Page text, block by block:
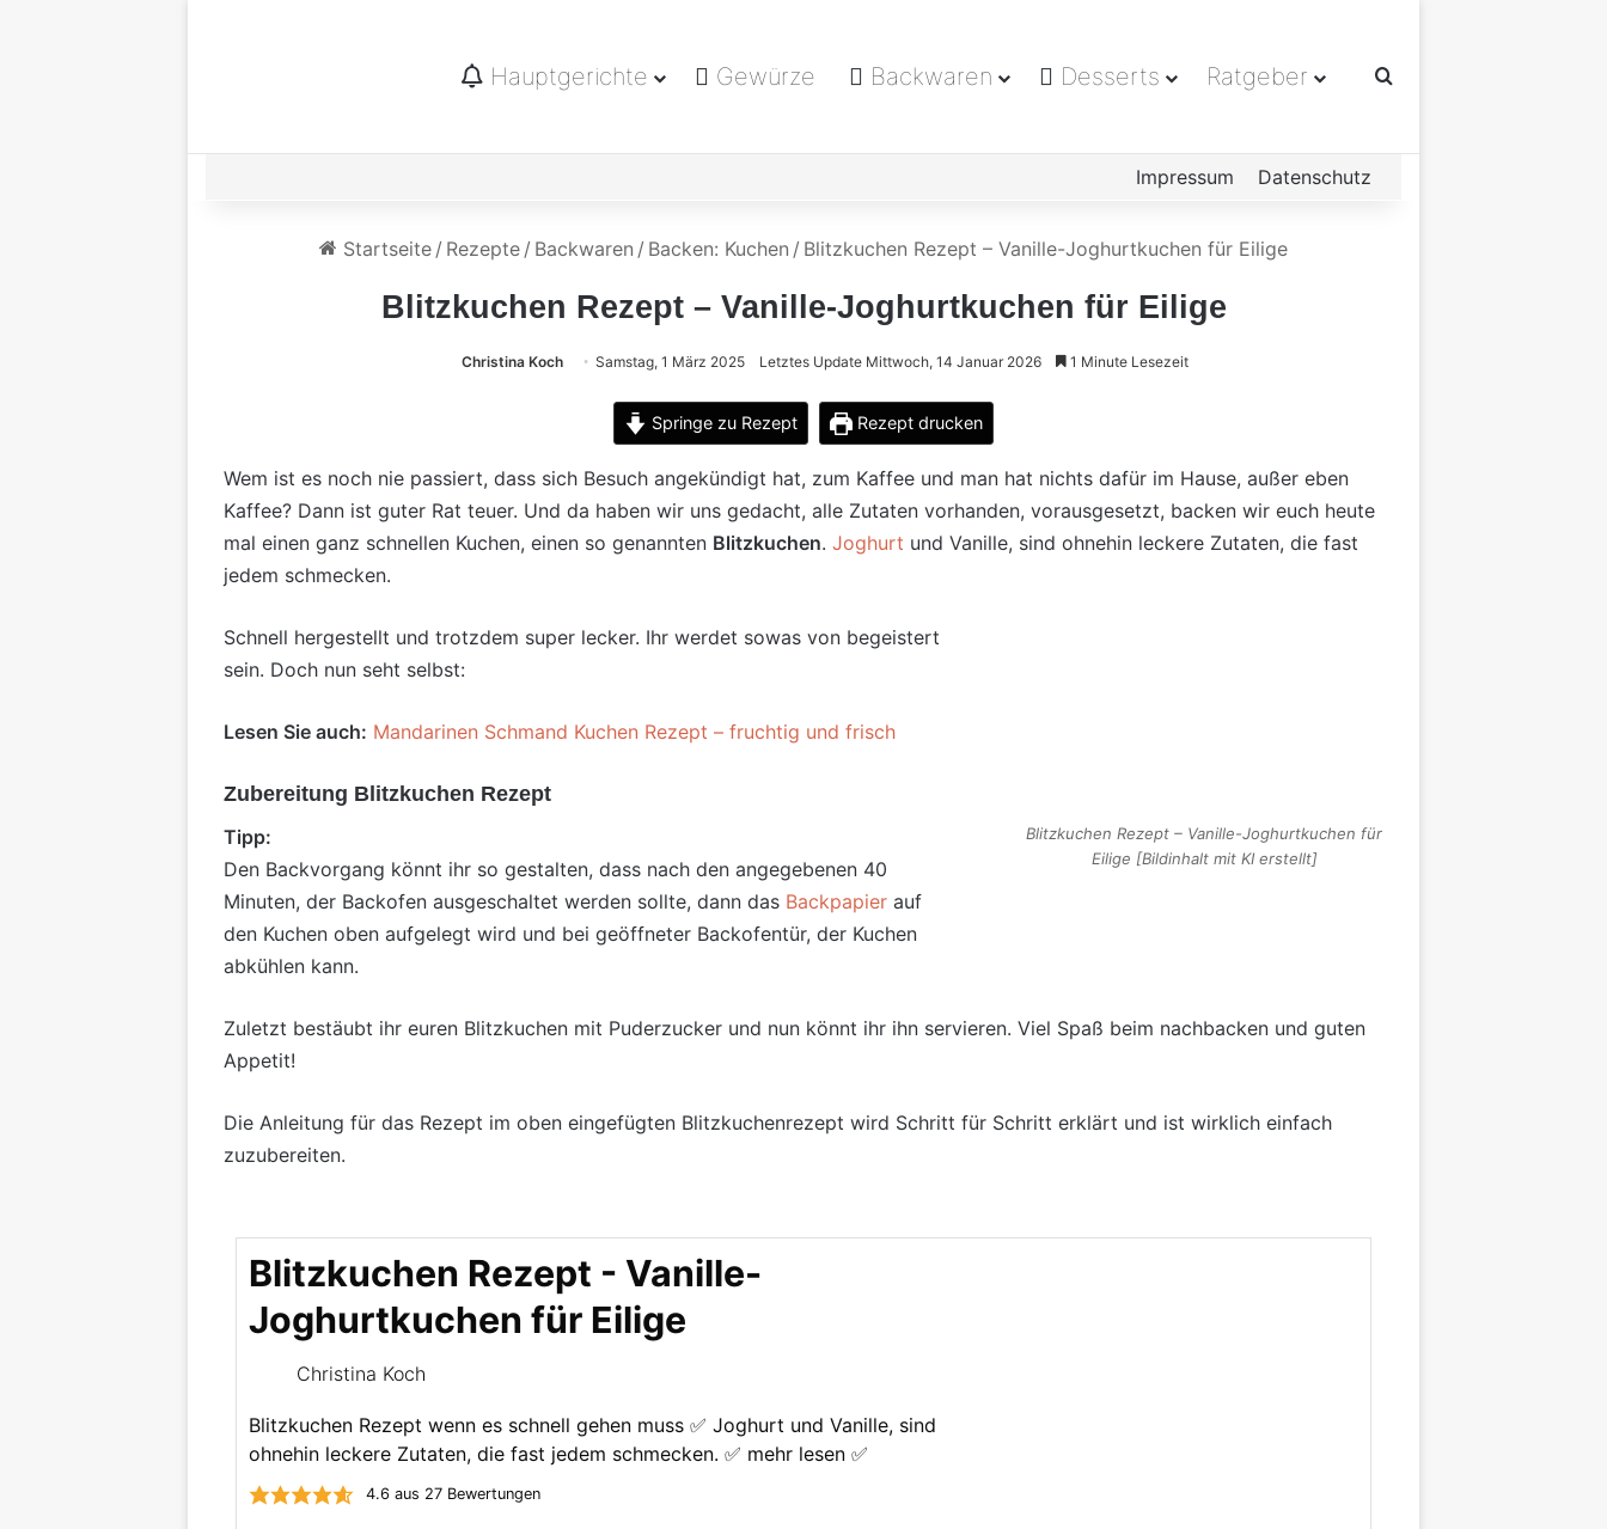
Hauptgerichte Gewürze Backwaren Desserts Ratgeber Suchen nach
Impressum Datenschutz
Startseite / Rezepte / Backwaren / Backen: Kuchen / Blitzkuchen Rezept – Vanille-Joghurtkuchen für Eilige
Blitzkuchen Rezept – Vanille-Joghurtkuchen für Eilige
Christina Koch Samstag, 1 März 2025 Letztes Update Mittwoch, 14 Januar 2026 1 Minute Lesezeit
Springe zu Rezept Rezept drucken
Wem ist es noch nie passiert, dass sich Besuch angekündigt hat, zum Kaffee und man hat nichts dafür im Hause, außer eben
Kaffee? Dann ist guter Rat teuer. Und da haben wir uns gedacht, alle Zutaten vorhanden, vorausgesetzt, backen wir euch heute
mal einen ganz schnellen Kuchen, einen so genannten Blitzkuchen. Joghurt und Vanille, sind ohnehin leckere Zutaten, die fast
jedem schmecken.
Blitzkuchen Rezept – Vanille-Joghurtkuchen für
Eilige [Bildinhalt mit KI erstellt]
Schnell hergestellt und trotzdem super lecker. Ihr werdet sowas von begeistert
sein. Doch nun seht selbst:
Lesen Sie auch: Mandarinen Schmand Kuchen Rezept – fruchtig und frisch
Zubereitung Blitzkuchen Rezept
Tipp:
Den Backvorgang könnt ihr so gestalten, dass nach den angegebenen 40
Minuten, der Backofen ausgeschaltet werden sollte, dann das Backpapier auf
den Kuchen oben aufgelegt wird und bei geöffneter Backofentür, der Kuchen
abkühlen kann.
Zuletzt bestäubt ihr euren Blitzkuchen mit Puderzucker und nun könnt ihr ihn servieren. Viel Spaß beim nachbacken und guten
Appetit!
Die Anleitung für das Rezept im oben eingefügten Blitzkuchenrezept wird Schritt für Schritt erklärt und ist wirklich einfach
zuzubereiten.
Blitzkuchen Rezept - Vanille-
Joghurtkuchen für Eilige
Christina Koch
Blitzkuchen Rezept wenn es schnell gehen muss ✅ Joghurt und Vanille, sind
ohnehin leckere Zutaten, die fast jedem schmecken. ✅ mehr lesen ✅
4.6 aus 27Bewertungen